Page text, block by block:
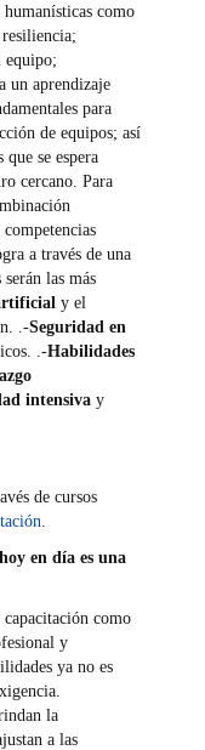
como
equipo;
un aprendizaje
para
de equipos; así
se espera
cercano. Para
a través de una
las más
y el
.-Seguridad en
.-Habilidades
intensiva y
de cursos
en día es una
capacitación como
y
ya no es
la
a las